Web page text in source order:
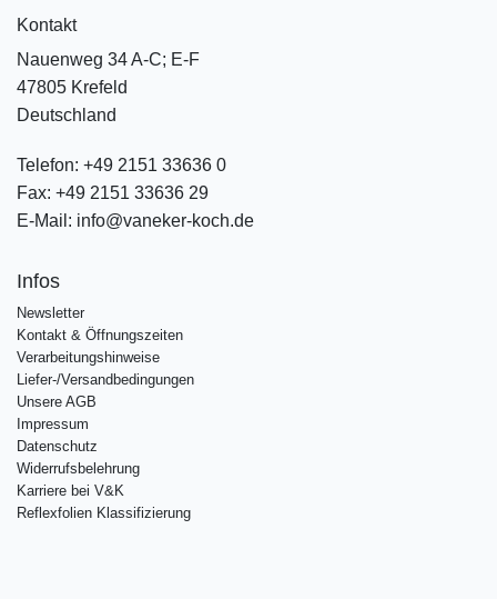
Kontakt
Nauenweg 34 A-C; E-F
47805 Krefeld
Deutschland
Telefon: +49 2151 33636 0
Fax: +49 2151 33636 29
E-Mail: info@vaneker-koch.de
Infos
Newsletter
Kontakt & Öffnungszeiten
Verarbeitungshinweise
Liefer-/Versandbedingungen
Unsere AGB
Impressum
Datenschutz
Widerrufsbelehrung
Karriere bei V&K
Reflexfolien Klassifizierung